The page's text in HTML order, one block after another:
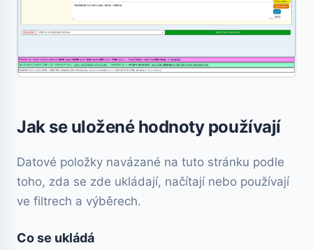
Jak se uložené hodnoty používají
Datové položky navázané na tuto stránku podle
toho, zda se zde ukládají, načítají nebo používají
ve filtrech a výběrech.
Co se ukládá